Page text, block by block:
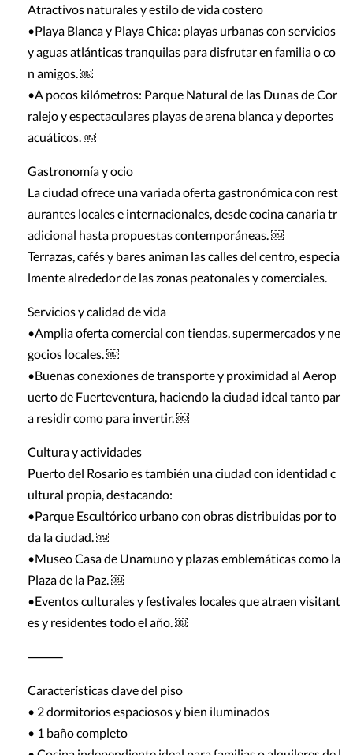
Atractivos naturales y estilo de vida costero
•Playa Blanca y Playa Chica: playas urbanas con servicios
y aguas atlánticas tranquilas para disfrutar en familia o co
n amigos. ￼
•A pocos kilómetros: Parque Natural de las Dunas de Cor
ralejo y espectaculares playas de arena blanca y deportes
acuáticos. ￼
Gastronomía y ocio
La ciudad ofrece una variada oferta gastronómica con rest
aurantes locales e internacionales, desde cocina canaria tr
adicional hasta propuestas contemporáneas. ￼
Terrazas, cafés y bares animan las calles del centro, especia
lmente alrededor de las zonas peatonales y comerciales.
Servicios y calidad de vida
•Amplia oferta comercial con tiendas, supermercados y ne
gocios locales. ￼
•Buenas conexiones de transporte y proximidad al Aerop
uerto de Fuerteventura, haciendo la ciudad ideal tanto par
a residir como para invertir. ￼
Cultura y actividades
Puerto del Rosario es también una ciudad con identidad c
ultural propia, destacando:
•Parque Escultórico urbano con obras distribuidas por to
da la ciudad. ￼
•Museo Casa de Unamuno y plazas emblemáticas como la
Plaza de la Paz. ￼
•Eventos culturales y festivales locales que atraen visitant
es y residentes todo el año. ￼
⸻
Características clave del piso
• 2 dormitorios espaciosos y bien iluminados
• 1 baño completo